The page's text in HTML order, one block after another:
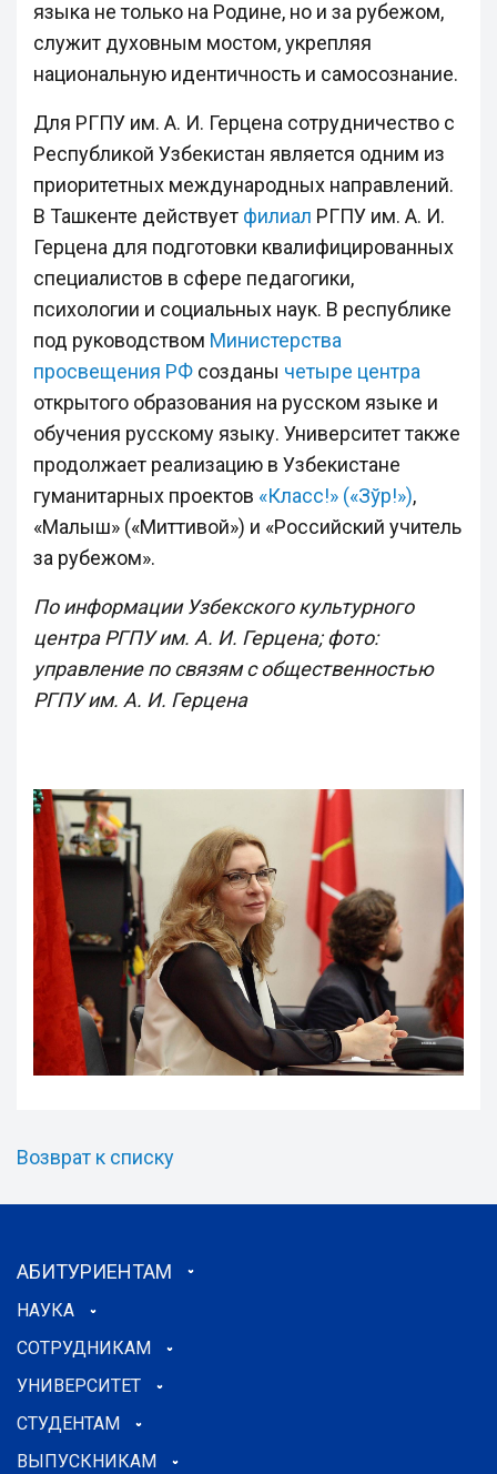
языка не только на Родине, но и за рубежом,
служит духовным мостом, укрепляя
национальную идентичность и самосознание.
Для РГПУ им. А. И. Герцена сотрудничество с
Республикой Узбекистан является одним из
приоритетных международных направлений.
В Ташкенте действует филиал РГПУ им. А. И.
Герцена для подготовки квалифицированных
специалистов в сфере педагогики,
психологии и социальных наук. В республике
под руководством Министерства
просвещения РФ созданы четыре центра
открытого образования на русском языке и
обучения русскому языку. Университет также
продолжает реализацию в Узбекистане
гуманитарных проектов «Класс!» («Зўр!»),
«Малыш» («Миттивой») и «Российский учитель
за рубежом».
По информации Узбекского культурного
центра РГПУ им. А. И. Герцена; фото:
управление по связям с общественностью
РГПУ им. А. И. Герцена
Возврат к списку
АБИТУРИЕНТАМ
НАУКА
СОТРУДНИКАМ
УНИВЕРСИТЕТ
СТУДЕНТАМ
ВЫПУСКНИКАМ